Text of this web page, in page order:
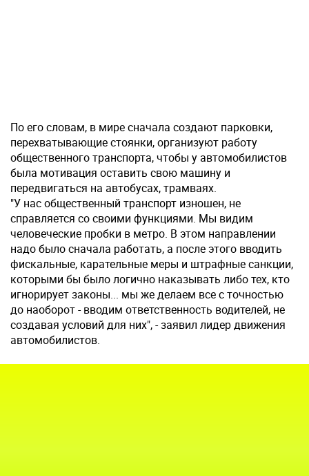
По его словам, в мире сначала создают парковки,
перехватывающие стоянки, организуют работу
общественного транспорта, чтобы у автомобилистов
была мотивация оставить свою машину и
передвигаться на автобусах, трамваях.
"У нас общественный транспорт изношен, не
справляется со своими функциями. Мы видим
человеческие пробки в метро. В этом направлении
надо было сначала работать, а после этого вводить
фискальные, карательные меры и штрафные санкции,
которыми бы было логично наказывать либо тех, кто
игнорирует законы... мы же делаем все с точностью
до наоборот - вводим ответственность водителей, не
создавая условий для них", - заявил лидер движения
автомобилистов.